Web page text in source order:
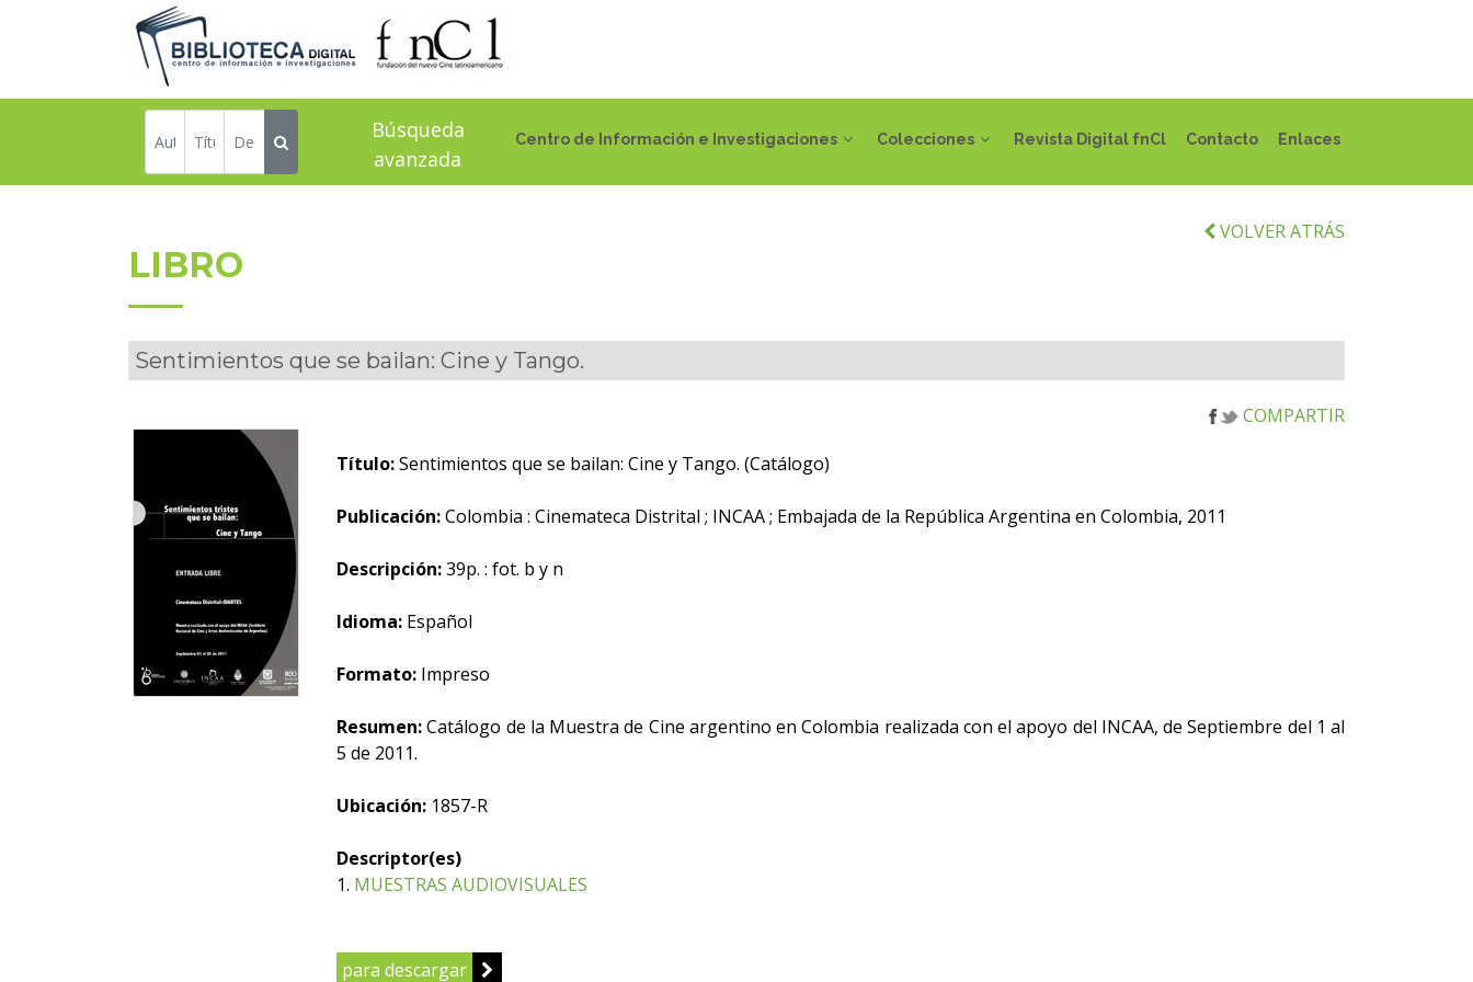
Centro de Información e Investigaciones Colecciones Revista Digital fnCl Contacto Enlaces
Búsqueda
avanzada
VOLVER ATRÁS
LIBRO
Sentimientos que se bailan: Cine y Tango.
COMPARTIR
Título:Sentimientos que se bailan: Cine y Tango. (Catálogo)
Publicación:Colombia : Cinemateca Distrital ; INCAA ; Embajada de la República Argentina en Colombia, 2011
Descripción:39p. : fot. b y n
Idioma: Español
Formato: Impreso
Resumen:Catálogo de la Muestra de Cine argentino en Colombia realizada con el apoyo del INCAA, de Septiembre del 1 al
5 de 2011.
Ubicación: 1857-R
Descriptor(es)
1. MUESTRAS AUDIOVISUALES
para descargar